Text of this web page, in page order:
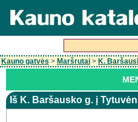
Kauno gatvės > Maršrutai > K.
Iš K. Baršausko g. į